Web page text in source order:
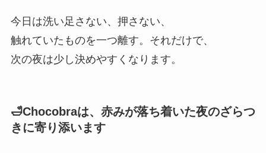
今日は洗い足さない、押さない、
触れていたものを一つ離す。それだけで、
次の夜は少し決めやすくなります。
🛁Chocobraは、赤みが落ち着いた夜のざらつ
きに寄り添います